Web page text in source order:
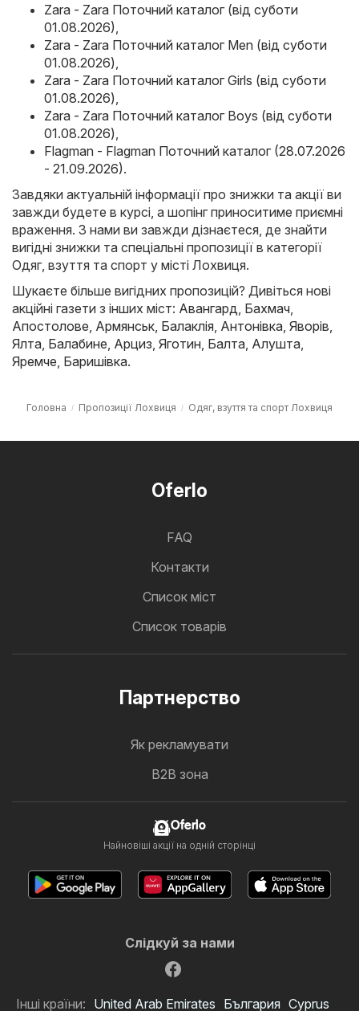
Zara - Zara Поточний каталог (від суботи
01.08.2026)
Zara - Zara Поточний каталог Men (від суботи
01.08.2026)
Zara - Zara Поточний каталог Girls (від суботи
01.08.2026)
Zara - Zara Поточний каталог Boys (від суботи
01.08.2026)
Flagman - Flagman Поточний каталог (28.07.2026
- 21.09.2026).
Завдяки актуальній інформації про знижки та акції ви
завжди будете в курсі, а шопінг приноситиме приємні
враження. З нами ви завжди дізнаєтеся, де знайти
вигідні знижки та спеціальні пропозиції в категорії
Одяг, взуття та спорт у місті Лохвиця.
Шукаєте більше вигідних пропозицій? Дивіться нові
акційні газети з інших міст: Авангард Бахмач
Апостолове Армянськ Балаклія Антонівка Яворів
Ялта Балабине Арциз Яготин Балта Алушта
Яремче Баришівка.
Головна Пропозиції Лохвиця Одяг, взуття та спорт Лохвиця
Oferlo
FAQ
Контакти
Cписок міст
Список товарів
Партнерство
Як рекламувати
B2B зона
Oferlo
Найновіші акції на одній сторінці
Слідкуй за нами
Інші країни: United Arab Emirates България Cyprus